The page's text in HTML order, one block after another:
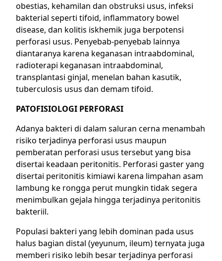
obestias, kehamilan dan obstruksi usus, infeksi
bakterial seperti tifoid, inflammatory bowel
disease, dan kolitis iskhemik juga berpotensi
perforasi usus. Penyebab-penyebab lainnya
diantaranya karena keganasan intraabdominal,
radioterapi keganasan intraabdominal,
transplantasi ginjal, menelan bahan kasutik,
tuberculosis usus dan demam tifoid.
PATOFISIOLOGI PERFORASI
Adanya bakteri di dalam saluran cerna menambah
risiko terjadinya perforasi usus maupun
pemberatan perforasi usus tersebut yang bisa
disertai keadaan peritonitis. Perforasi gaster yang
disertai peritonitis kimiawi karena limpahan asam
lambung ke rongga perut mungkin tidak segera
menimbulkan gejala hingga terjadinya peritonitis
bakteriil.
Populasi bakteri yang lebih dominan pada usus
halus bagian distal (yeyunum, ileum) ternyata juga
memberi risiko lebih besar terjadinya perforasi